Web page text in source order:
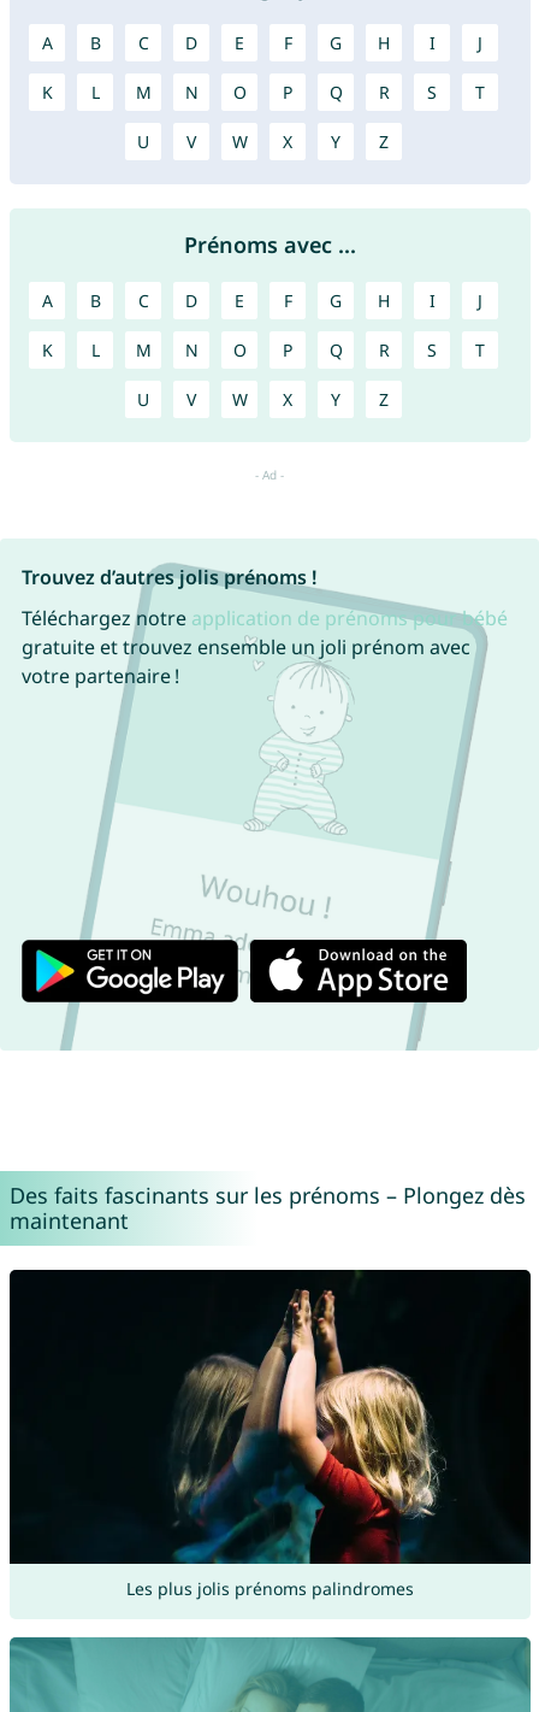
A B C D E F G H I J
K L M N O P Q R S T
U V W X Y Z
Prénoms avec ...
A B C D E F G H I J
K L M N O P Q R S T
U V W X Y Z
Trouvez d’autres jolis prénoms !
Téléchargez notre application de prénoms pour bébé
gratuite et trouvez ensemble un joli prénom avec
votre partenaire !
Des faits fascinants sur les prénoms – Plongez dès
maintenant
Les plus jolis prénoms palindromes